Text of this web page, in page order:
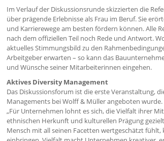
Im Verlauf der Diskussionsrunde skizzierten die
über prägende Erlebnisse als Frau im Beruf. Sie
und Karrierewege am besten fördern können. Alle
nach dem offiziellen Teil noch Rede und Antwort.
aktuelles Stimmungsbild zu den
Arbeitgeber erwarten – so kann das
und Wünsche seiner Mitarbeiterinnen eingehen.
Aktives Diversity Management
Das Diskussionsforum ist die erste Veranstaltung,
Managements bei Wolff & Müller angeboten wurde.
„Für Unternehmen lohnt es sich, die Vielfalt ihrer
ethnischen Herkunft und kulturellen Prägung
Mensch mit all seinen Facetten wertgeschätzt